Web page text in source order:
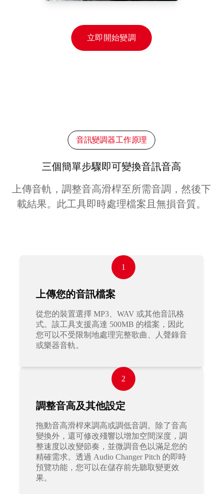
立即開始變調
音訊變調器工作原理
三個簡單步驟即可變換音訊音高
上傳音軌，調整音高滑桿至所需音調，然後下
載結果。此工具即時處理檔案且無損音質。
1
上傳您的音訊檔案
從您的裝置選擇 MP3、WAV 或其他音訊格
式。該工具支援高達 500MB 的檔案，因此
您可以不受限制地處理完整歌曲、人聲錄音
或樂器音軌。
2
調整音高及其他設定
拖動音高滑桿來調高或調低音調。除了音高
變換外，還可修改殘響以增加空間深度，調
整速度以改變節奏，並微調音色以滿足您的
精確需求。透過 Audio Changer Pitch 的即時
預覽功能，您可以在儲存前先聽取變更效
果。